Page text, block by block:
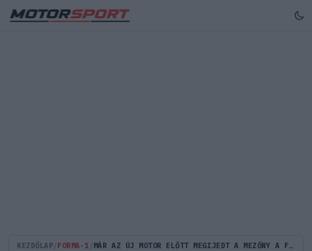
KEZDŐLAP FORMA-1 MÁR AZ ÚJ MOTOR ELŐTT MEGIJEDT A MEZŐNY A FERRARITÓL